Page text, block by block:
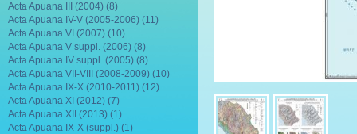
Acta Apuana III (2004) (8)
Acta Apuana IV-V (2005-2006) (11)
Acta Apuana VI (2007) (10)
Acta Apuana V suppl. (2006) (8)
Acta Apuana IV suppl. (2005) (8)
Acta Apuana VII-VIII (2008-2009) (10)
Acta Apuana IX-X (2010-2011) (12)
Acta Apuana XI (2012) (7)
Acta Apuana XII (2013) (1)
Acta Apuana IX-X (suppl.) (1)